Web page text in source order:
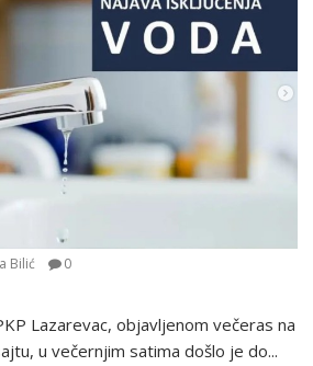
Bilić 0
Lazarevac, objavljenom večeras na
u večernjim satima došlo je do...